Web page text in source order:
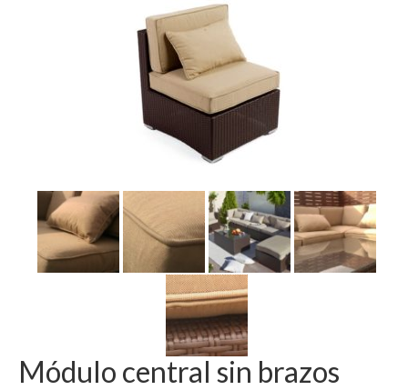
Mesas de jardín
Fundas muebles Jardín
Barcelona
Módulo central sin brazos